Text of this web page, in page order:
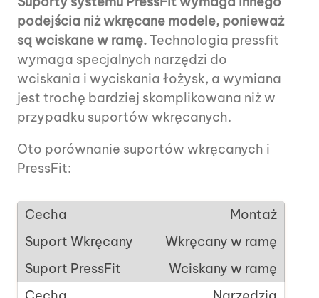
podejścia niż wkręcane modele, ponieważ
są wciskane w ramę.Technologia pressfit
wymaga specjalnych narzędzi do
wciskania i wyciskania łożysk, a wymiana
jest trochę bardziej skomplikowana niż w
przypadku suportów wkręcanych.
Oto porównanie suportów wkręcanych i
PressFit:
Montaż
Wkręcany w ramę
Wciskany w ramę